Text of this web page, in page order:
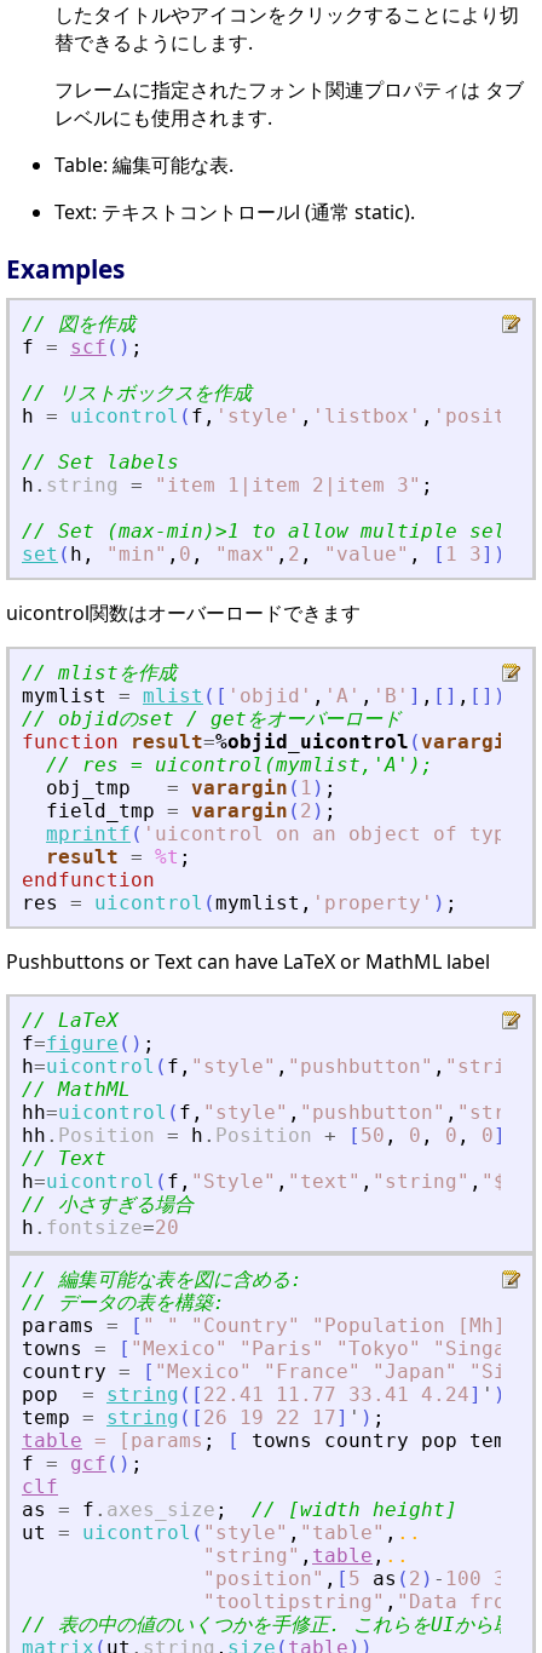
したタイトルやアイコンをクリックすることにより切
替できるようにします.
フレームに指定されたフォント関連プロパティは タブ
レベルにも使用されます.
Table: 編集可能な表.
Text: テキストコントロールl (通常 static).
Examples
// 図を作成
f = scf ( ) ;
// リストボックスを作成
h = uicontrol ( f , ' style ' , ' listbox ' , ' position
// Set labels
h . string = " item 1|item 2|item 3" ;
// Set (max-min)>1 to allow multiple
set ( h , " min" , 0 , " max" , 2 , " value" , [ 1 3] )
uicontrol関数はオーバーロードできます
// mlistを作成
mymlist
= mlist ( [ ' objid ' , ' A ' , ' B ' ] , [ ] , [ ] )
// objidのset / getをオーバーロード
function
result=%objid_uicontrol (varargin
// res = uicontrol(mymlist, 'A ' );
obj_tmp
= varargin ( 1 ) ;
field_tmp = varargin ( 2 ) ;
mprintf ( ' uicontrol on an object of type
result = %t ;
endfunction
res
= uicontrol (mymlist , ' property ' ) ;
Pushbuttons or Text can have LaTeX or MathML label
// LaTeX
f=figure ( ) ;
h=uicontrol ( f , " style" , " pushbutton" , " string
// MathML
hh=uicontrol ( f , " style" , " pushbutton" , " string
hh . Position = h . Position + [ 50 , 0 , 0 , 0]
// Text
h=uicontrol ( f , " Style" , " text " , " string " , "
// 小さすぎる場合
h . fontsize=20
// 編集可能な表を図に含める:
// データの表を構築:
params
= [ " " " Country" " Population [Mh]
towns
= [ "Mexico" " Paris " "Tokyo" "
country = [ "Mexico" " France" " Japan" "
pop
= string ( [ 22.41 11.77 33.41 4.24] ' )
temp = string ( [ 26 19 22 17] ' ) ;
table = [params ; [ towns country pop temp
f = gcf ( ) ;
clf
as
= f . axes_size ;
// [width height]
ut
= uicontrol ( " style" , " table" , ..
" string " , table , ..
" position" , [ 5 as ( 2 ) - 100
300
" tooltipstring " , " Data from
// 表の中の値のいくつかを手修正. これらをUIから取
matrix ( ut . string , size ( table ) )